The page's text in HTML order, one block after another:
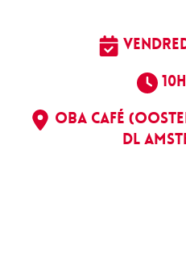
OBA Café
DL